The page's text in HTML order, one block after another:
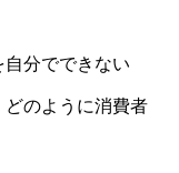
分でできない
のように消費者